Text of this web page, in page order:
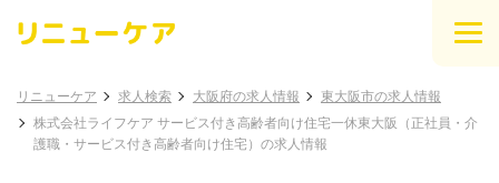
リニューケア 求人検索 大阪府の求人情報
東大阪市の求人情報
株式会社ライフケア サービス付き高齢者向け住宅一休東大阪（正社員・介
護職・サービス付き高齢者向け住宅）の求人情報